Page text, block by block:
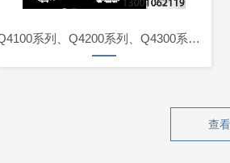
Q4100系列、Q4200系列、Q4300系列、Q4400系列
查